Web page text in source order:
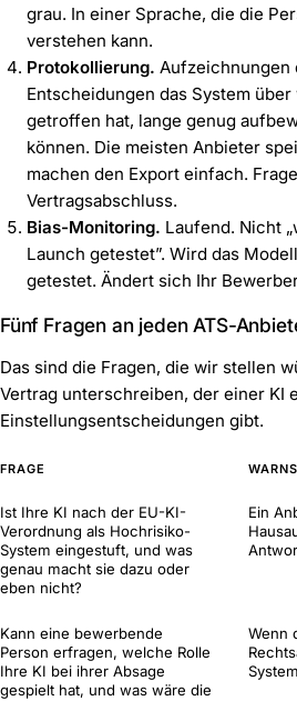
grau. In einer Sprache, die die
verstehen kann.
Protokollierung. Aufzeichnungen
Entscheidungen das System
getroffen hat, lange genug
können. Die meisten Anbieter
machen den Export einfach.
Vertragsabschluss.
Bias-Monitoring. Laufend. Nicht
Launch getestet”. Wird das
getestet. Ändert sich Ihr
Fünf Fragen an jeden ATS-
Das sind die Fragen, die wir stellen
Vertrag unterschreiben, der einer KI
Einstellungsentscheidungen gibt.
FRAGE
Ist Ihre KI nach der EU-KI-
Verordnung als Hochrisiko-
System eingestuft, und was
genau macht sie dazu oder
eben nicht?
Ein
Kann eine bewerbende
Person erfragen, welche Rolle
Ihre KI bei ihrer Absage
gespielt hat, und was wäre die
Wenn